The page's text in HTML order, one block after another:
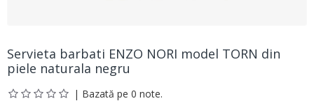
Servieta barbati ЕNZO NORI model TORN din
piele naturala negru
| Bazată pe 0 note.